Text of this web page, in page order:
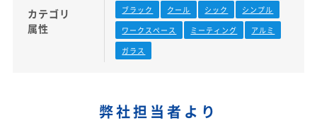
カテゴリ
属性
ブラック
クール シック
シンプル
ワークスペース
ミーティング
アルミ
ガラス
弊社担当者より